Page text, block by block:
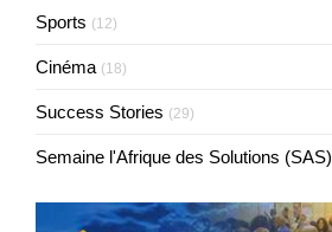
Sports (12)
Cinéma (18)
Success Stories (29)
Semaine l'Afrique des Solutions (SAS)